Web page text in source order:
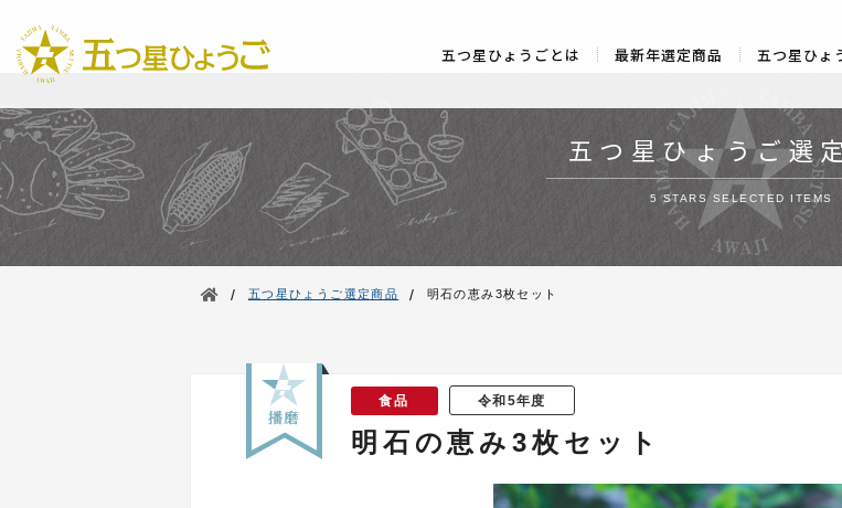
五つ星ひょうごとは 最新年選定商品 五つ星ひょ
五つ星ひょうご選
5 STARS SELECTED ITEMS
/ 五つ星ひょうご選定商品 / 明石の恵み3枚セット
食品 令和5年度
明石の恵み3枚セット